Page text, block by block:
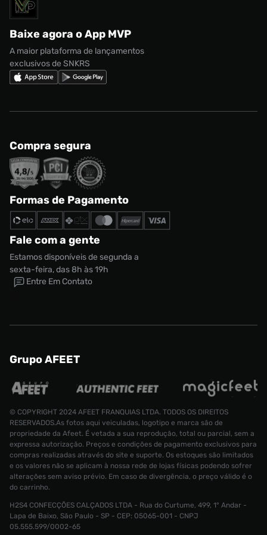
Tênis Nike Air Force 1 ´07 ESS Feminino
Marcas
adidas Campus
Nike Shox
Política de privacidade
Regulamento CRM/ CASHBACK
Regulamento Cupom
Solicite seus dados
Baixe agora o App MVP
A maior plataforma de lançamentos
exclusivos de SNKRS
Compra segura
Formas de Pagamento
Fale com a gente
Estamos disponíveis de segunda a
sexta-feira, das 8h às 19h
Entre Em Contato
Grupo AFEET
© COPYRIGHT 2024 AFEET FRANQUIAS LTDA. TODOS OS DIREITOS
RESERVADOS.As fotos aqui veiculadas, logotipo e marca são de
propriedade da Afeet. É vetada a sua reprodução, total ou parcial, sem a
expressa autorização. Preços e condições de pagamento exclusivos para
compras realizadas através do site e suporte. Os estoques são limitados
e os valores não se aplicam à nossa rede de lojas físicas podendo sofrer
alterações sem aviso prévio. Em caso de divergência, o preço válido é o
do carrinho.
H2S4 CONFECÇÕES CALÇADOS LTDA - Rua do Curtume, 499, 1° Andar -
Lapa de Baixo, São Paulo - SP - CEP: 05065-001 - CNPJ
05.555.599/0002-65